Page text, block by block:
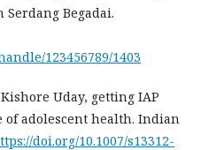
Begadai.
123456789/1403
Uday, getting IAP
of adolescent health. Indian
doi.org/10.1007/s13312-